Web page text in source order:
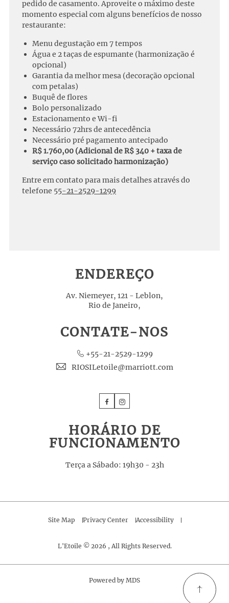
pedido de casamento. Aproveite o máximo deste
momento especial com alguns benefícios de nosso
restaurante:
Menu degustação em 7 tempos
Água e 2 taças de espumante (harmonização é
opcional)
Garantia da melhor mesa (decoração opcional
com petalas)
Buquê de flores
Bolo personalizado
Estacionamento e Wi-fi
Necessário 72hrs de antecedência
Necessário pré pagamento antecipado
R$ 1.760,00 (Adicional de R$ 340 + taxa de
serviço caso solicitado harmonização)
Entre em contato para mais detalhes através do
telefone 55-21-2529-1299
ENDEREÇO
Av. Niemeyer, 121 - Leblon,
Rio de Janeiro,
CONTATE-NOS
+55-21-2529-1299
RIOSILetoile@marriott.com
FacebookInstagram
HORÁRIO DE
FUNCIONAMENTO
Terça a Sábado: 19h30 - 23h
Site Map Privacy Center Accessibility
L'Etoile © 2026 , All Rights Reserved.
Powered by MDS